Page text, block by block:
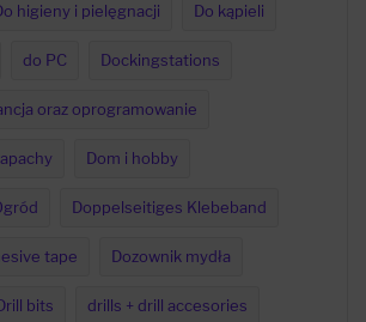
higieny i pielęgnacji Do kąpieli
do PC Dockingstations
oraz oprogramowanie
Dom i hobby
Doppelseitiges Klebeband
tape Dozownik mydła
bits drills + drill accesories